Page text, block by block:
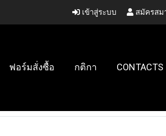
เข้าสู่ระบบ สมัครสม
ฟอร์มสั่งซื้อ กติกา CONTACTS